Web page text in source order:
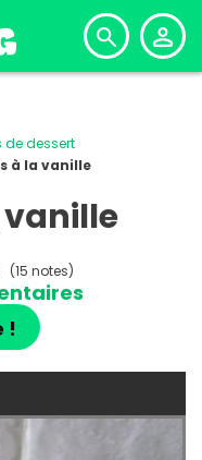
de dessert
à la vanille
(15 notes)
!